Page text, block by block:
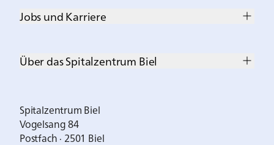
Jobs und Karriere
Über das Spitalzentrum Biel
Spitalzentrum Biel
Vogelsang 84
Postfach · 2501 Biel